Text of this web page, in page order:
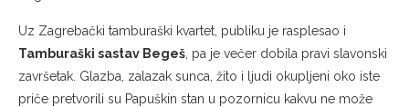
Uz Zagrebački tamburaški kvartet, publiku je rasplesao i
Tamburaški sastav Begeš , pa je večer dobila pravi slavonski
završetak. Glazba, zalazak sunca, žito i ljudi okupljeni oko iste
priče pretvorili su Papuškin stan u pozornicu kakvu ne može